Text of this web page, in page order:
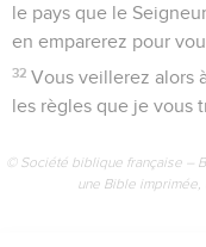
le pays que le
en emparerez pour
32 Vous veillerez alors
les règles que je vous
© Société biblique française –
une Bible